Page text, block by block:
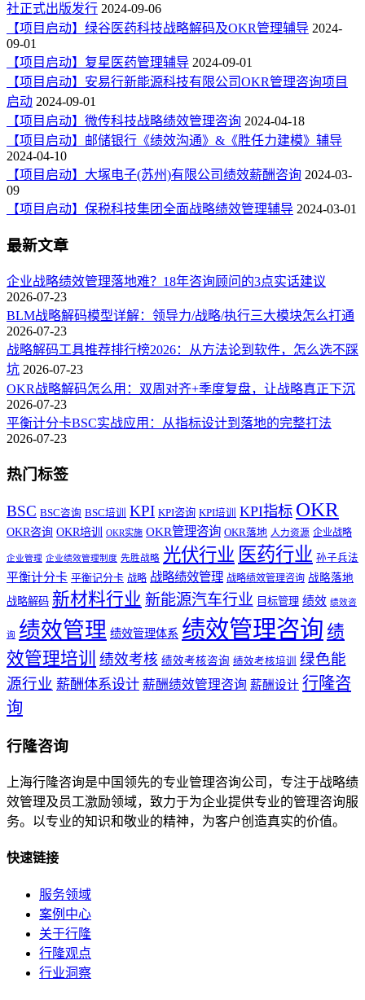
社正式出版发行 2024-09-06
【项目启动】绿谷医药科技战略解码及OKR管理辅导 2024-
09-01
【项目启动】复星医药管理辅导 2024-09-01
【项目启动】安易行新能源科技有限公司OKR管理咨询项目
启动 2024-09-01
【项目启动】微传科技战略绩效管理咨询 2024-04-18
【项目启动】邮储银行《绩效沟通》&《胜任力建模》辅导
2024-04-10
【项目启动】大塚电子(苏州)有限公司绩效薪酬咨询 2024-03-
09
【项目启动】保税科技集团全面战略绩效管理辅导 2024-03-01
最新文章
企业战略绩效管理落地难？18年咨询顾问的3点实话建议
2026-07-23
BLM战略解码模型详解：领导力/战略/执行三大模块怎么打通
2026-07-23
战略解码工具推荐排行榜2026：从方法论到软件，怎么选不踩
坑 2026-07-23
OKR战略解码怎么用：双周对齐+季度复盘，让战略真正下沉
2026-07-23
平衡计分卡BSC实战应用：从指标设计到落地的完整打法
2026-07-23
热门标签
BSC BSC咨询 BSC培训 KPI KPI咨询 KPI培训 KPI指标 OKR
OKR咨询 OKR培训 OKR实施 OKR管理咨询 OKR落地 人力资源 企业战略
企业管理 企业绩效管理制度 先胜战略 光伏行业 医药行业 孙子兵法
平衡计分卡 平衡记分卡 战略 战略绩效管理 战略绩效管理咨询 战略落地
战略解码 新材料行业 新能源汽车行业 目标管理 绩效 绩效咨
询 绩效管理 绩效管理体系 绩效管理咨询 绩
效管理培训 绩效考核 绩效考核咨询 绩效考核培训
绿色能
源行业 薪酬体系设计 薪酬绩效管理咨询 薪酬设计 行隆咨
询
行隆咨询
上海行隆咨询是中国领先的专业管理咨询公司，专注于战略绩
效管理及员工激励领域，致力于为企业提供专业的管理咨询服
务。以专业的知识和敬业的精神，为客户创造真实的价值。
快速链接
服务领域
案例中心
关于行隆
行隆观点
行业洞察